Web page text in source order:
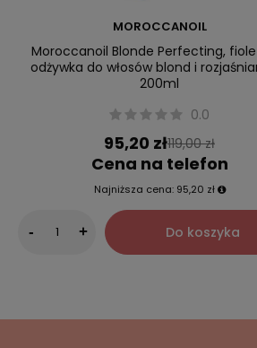
MOROCCANOIL
Moroccanoil Blonde Perfecting,
odżywka do włosów blond i
200ml
0.0
95,20 zł119,00 zł
Cena na telefon
Najniższa cena: 95,20 zł
- + Do koszyka